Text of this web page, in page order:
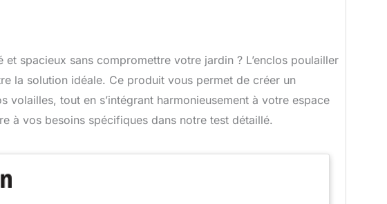
spacieux sans compromettre votre jardin ? L’enclos poulailler
la solution idéale. Ce produit vous permet de créer un
tout en s’intégrant harmonieusement à votre espace
à vos besoins spécifiques dans notre test détaillé.